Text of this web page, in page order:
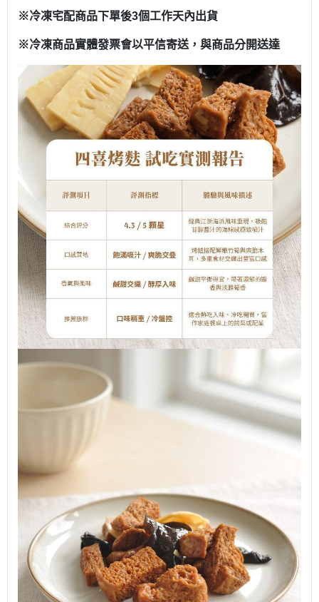
※冷凍宅配商品下單後3個工作天內出貨
※冷凍商品實體發票會以平信寄送，與商品分開送達